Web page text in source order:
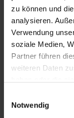
zu können und
analysieren.
Verwendung
soziale Medien,
Partner führen
weiteren Daten
Notwendig
Kostenlose Retouren
Händler finden
PRODUKTDETAILS